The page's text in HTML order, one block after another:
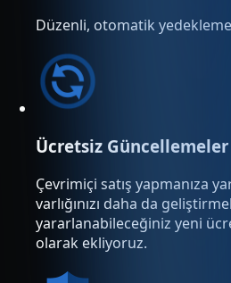
Düzenli, otomatik
Ücretsiz Güncellemeler
Çevrimiçi satış yapmanıza
varlığınızı daha da
yararlanabileceğiniz yeni
olarak ekliyoruz.